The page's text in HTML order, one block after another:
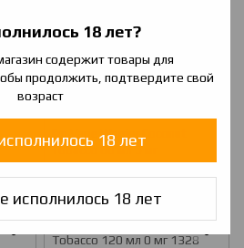
18 лет?
содержит товары для
продолжить, подтвердите свой
возраст
18 лет
исполнилось 18 лет
I'm Vape Warrior Coconut
Tobacco 60 мл 3 мг